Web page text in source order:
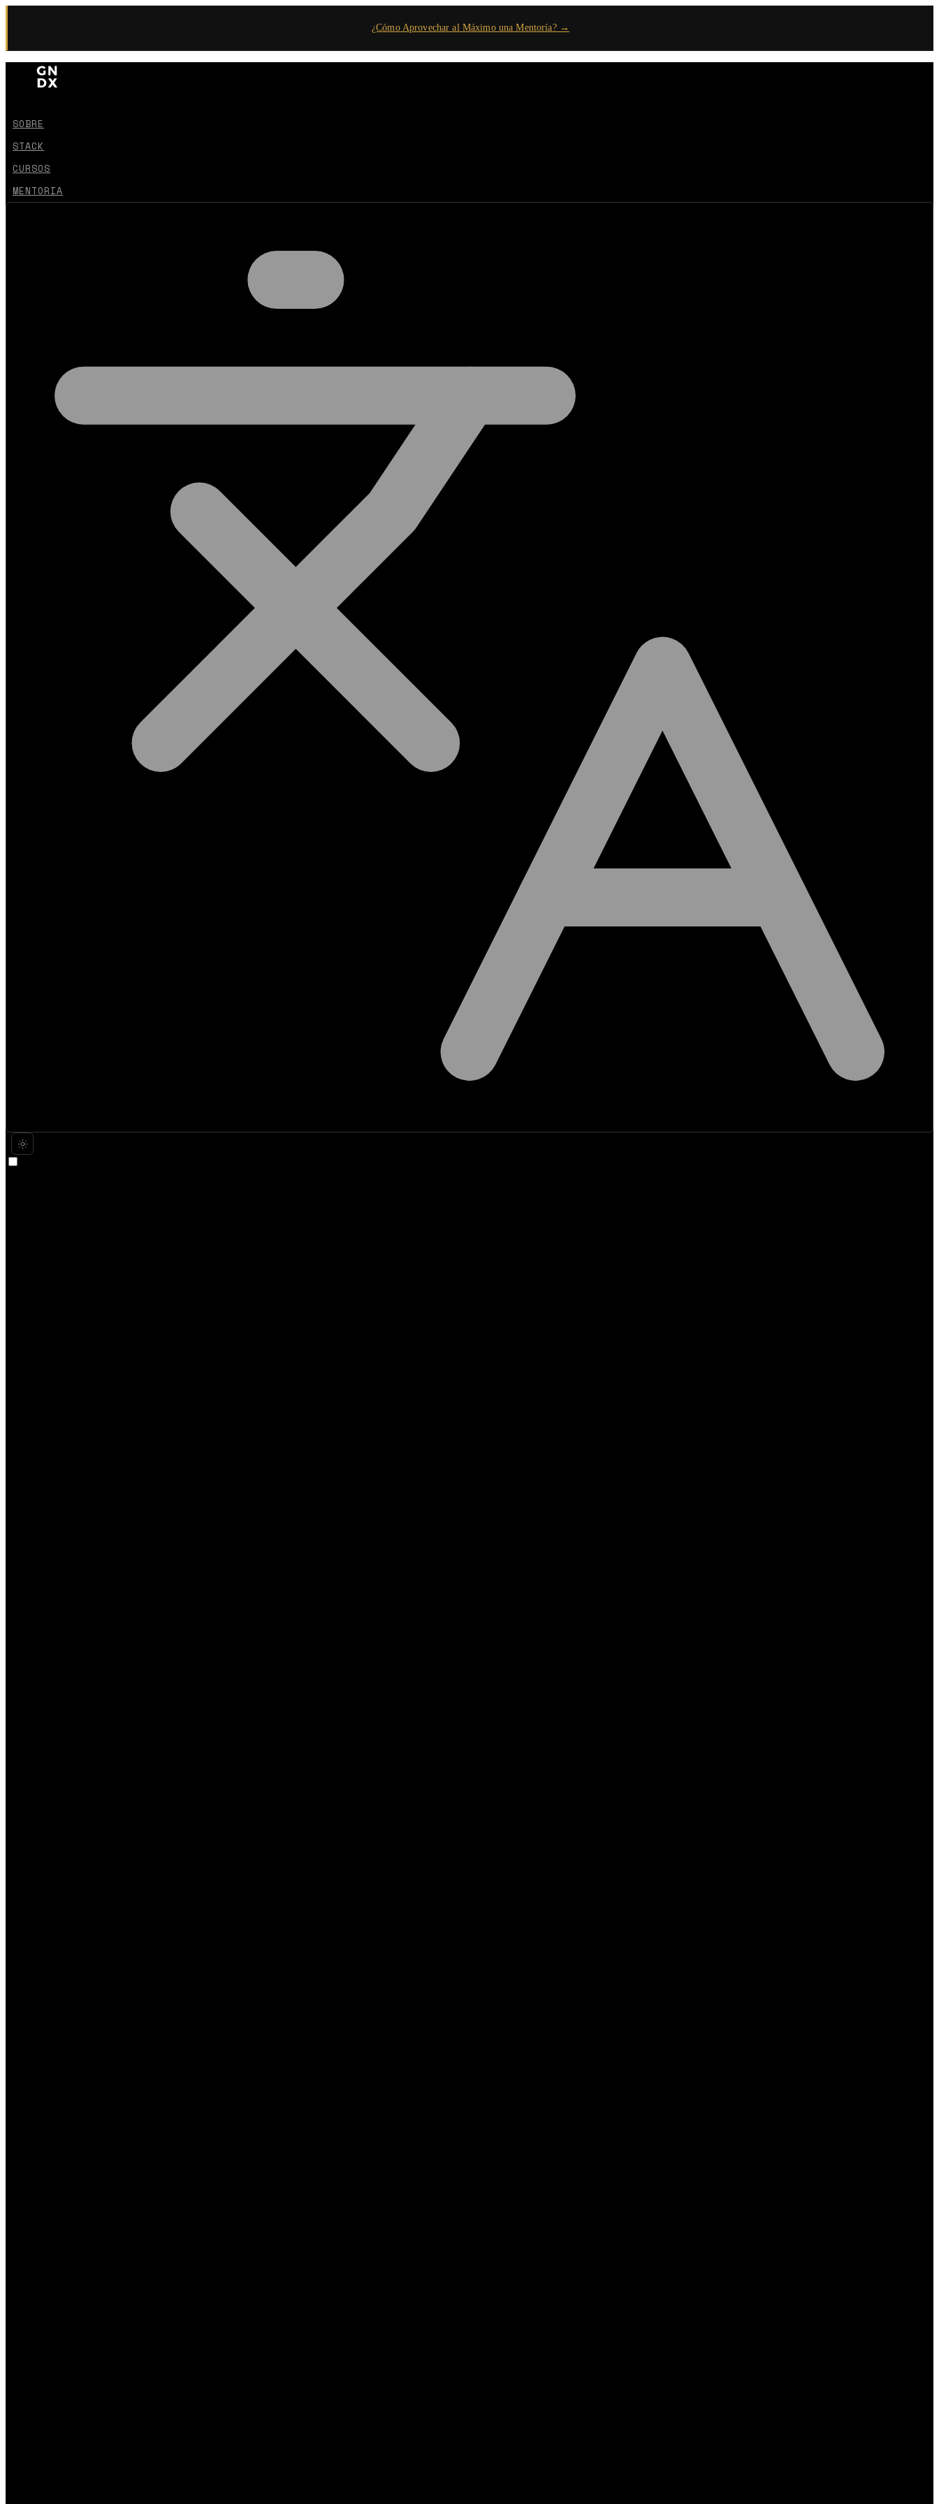
¿Cómo Aprovechar al Máximo una Mentoría? →
SOBRE
STACK
CURSOS
MENTORIA